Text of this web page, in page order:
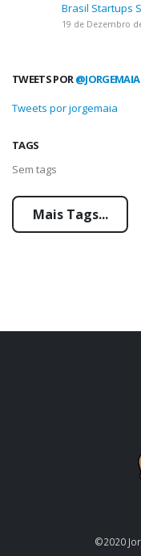
Brasil Startups
19 de Dezembro
TWEETS POR@JORGEMAIA
Tweets por jorgemaia
TAGS
Sem tags
Mais Tags...
©2020